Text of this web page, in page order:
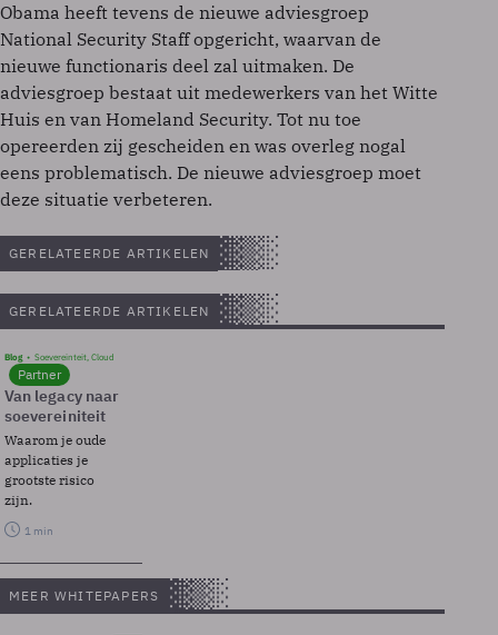
Obama heeft tevens de nieuwe adviesgroep
National Security Staff opgericht, waarvan de
nieuwe functionaris deel zal uitmaken. De
adviesgroep bestaat uit medewerkers van het Witte
Huis en van Homeland Security. Tot nu toe
opereerden zij gescheiden en was overleg nogal
eens problematisch. De nieuwe adviesgroep moet
deze situatie verbeteren.
GERELATEERDE ARTIKELEN
GERELATEERDE ARTIKELEN
Blog Soevereinteit, Cloud
Partner
Van legacy naar
soevereiniteit
Waarom je oude
applicaties je
grootste risico
zijn.
1 min
MEER WHITEPAPERS